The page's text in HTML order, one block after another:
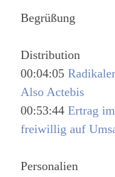
Begrüßung
Distribution
00:04:05
Also Actebis
00:53:44 Ertrag
freiwillig auf
Personalien